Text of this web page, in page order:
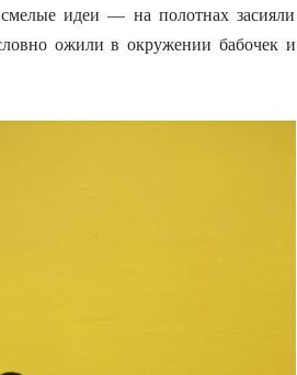
идеи — на полотнах засияли
ожили в окружении бабочек и